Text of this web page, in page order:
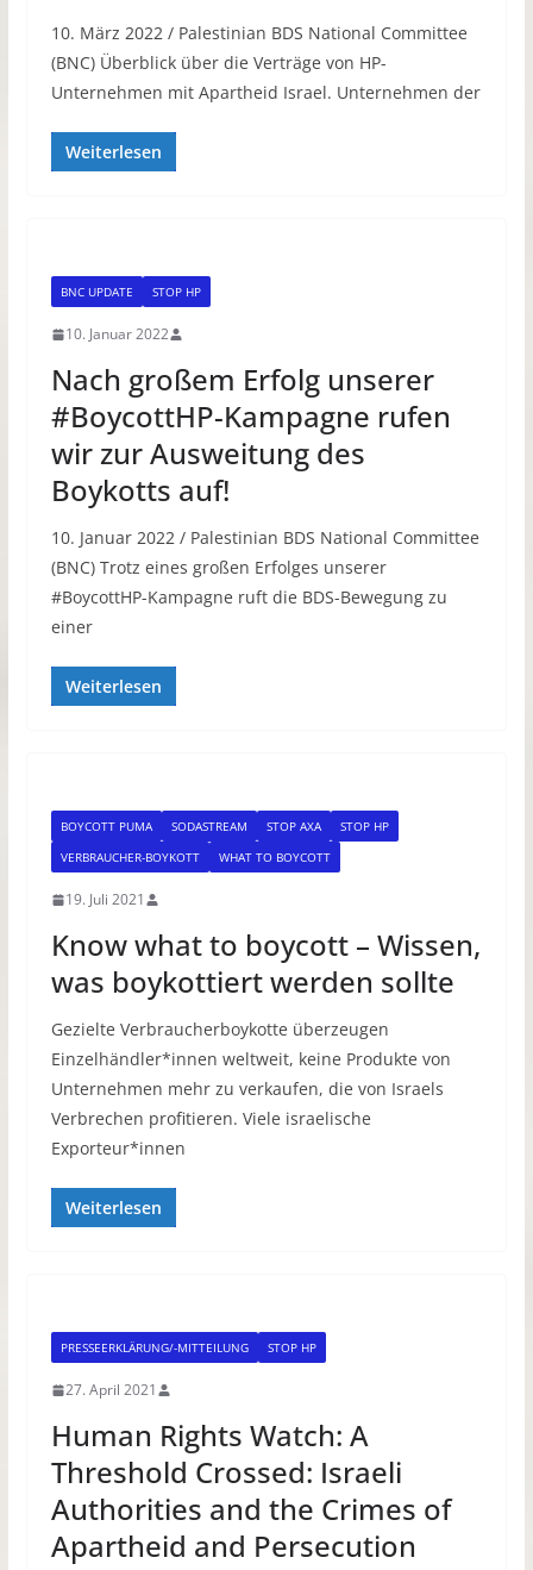
10. März 2022 / Palestinian BDS National Committee
(BNC) Überblick über die Verträge von HP-
Unternehmen mit Apartheid Israel. Unternehmen der
Weiterlesen
BNC UPDATE STOP HP
10. Januar 2022
Nach großem Erfolg unserer
#BoycottHP-Kampagne rufen
wir zur Ausweitung des
Boykotts auf!
10. Januar 2022 / Palestinian BDS National Committee
(BNC) Trotz eines großen Erfolges unserer
#BoycottHP-Kampagne ruft die BDS-Bewegung zu
einer
Weiterlesen
BOYCOTT PUMA SODASTREAM STOP AXA
STOP HP
VERBRAUCHER-BOYKOTT
WHAT TO BOYCOTT
19. Juli 2021
Know what to boycott – Wissen,
was boykottiert werden sollte
Gezielte Verbraucherboykotte überzeugen
Einzelhändler*innen weltweit, keine Produkte von
Unternehmen mehr zu verkaufen, die von Israels
Verbrechen profitieren. Viele israelische
Exporteur*innen
Weiterlesen
PRESSEERKLÄRUNG/-MITTEILUNG STOP HP
27. April 2021
Human Rights Watch: A
Threshold Crossed: Israeli
Authorities and the Crimes of
Apartheid and Persecution